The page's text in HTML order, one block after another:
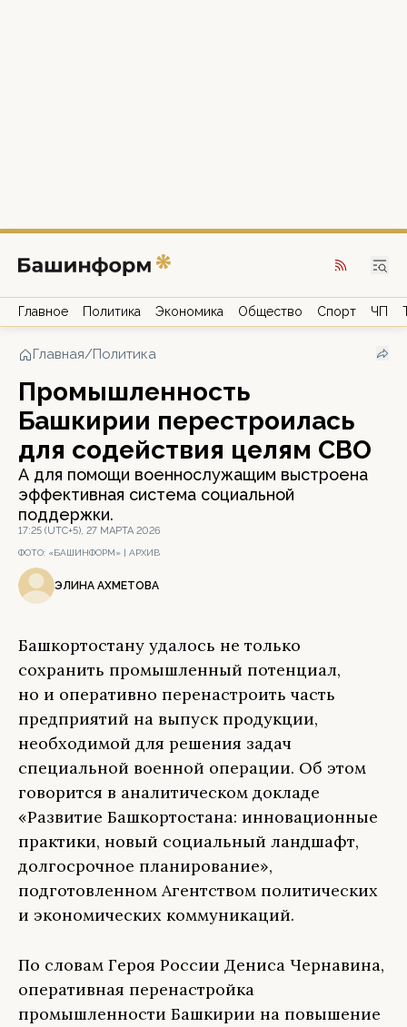
Главное Политика Экономика Общество Спорт ЧП
Главная/Политика
Промышленность
Башкирии перестроилась
для содействия целям СВО
А для помощи военнослужащим выстроена
эффективная система социальной
поддержки.
17:25 (UTC+5), 27 МАРТА 2026
ФОТО: «БАШИНФОРМ» | АРХИВ
ЭЛИНА АХМЕТОВА
Башкортостану удалось не только
сохранить промышленный потенциал,
но и оперативно перенастроить часть
предприятий на выпуск продукции,
необходимой для решения задач
специальной военной операции. Об этом
говорится в аналитическом докладе
«Развитие Башкортостана: инновационные
практики, новый социальный ландшафт,
долгосрочное планирование»,
подготовленном Агентством политических
и экономических коммуникаций.
По словам Героя России Дениса Чернавина,
оперативная перенастройка
промышленности Башкирии на повышение